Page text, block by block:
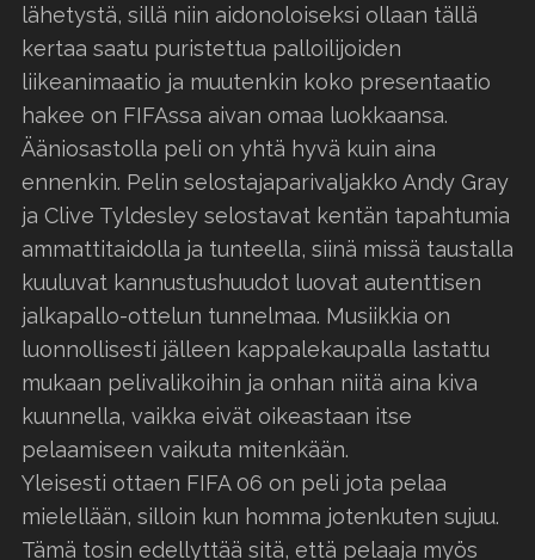
lähetystä, sillä niin aidonoloiseksi ollaan tällä
kertaa saatu puristettua palloilijoiden
liikeanimaatio ja muutenkin koko presentaatio
hakee on FIFAssa aivan omaa luokkaansa.
Ääniosastolla peli on yhtä hyvä kuin aina
ennenkin. Pelin selostajaparivaljakko Andy Gray
ja Clive Tyldesley selostavat kentän tapahtumia
ammattitaidolla ja tunteella, siinä missä taustalla
kuuluvat kannustushuudot luovat autenttisen
jalkapallo-ottelun tunnelmaa. Musiikkia on
luonnollisesti jälleen kappalekaupalla lastattu
mukaan pelivalikoihin ja onhan niitä aina kiva
kuunnella, vaikka eivät oikeastaan itse
pelaamiseen vaikuta mitenkään.
Yleisesti ottaen FIFA 06 on peli jota pelaa
mielellään, silloin kun homma jotenkuten sujuu.
Tämä tosin edellyttää sitä, että pelaaja myös